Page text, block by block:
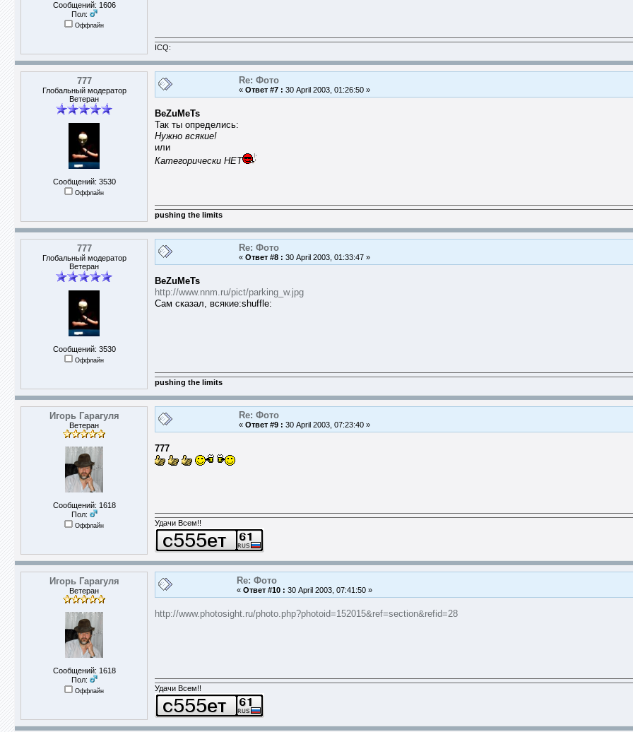
Сообщений: 1606
Пол:
Оффлайн
ICQ:
777
Глобальный модератор
Ветеран
Сообщений: 3530
Оффлайн
Re: Фото
« Ответ #7 : 30 April 2003, 01:26:50 »
BeZuMeTs
Так ты определись:
Нужно всякие!
или
Категорически НЕТ
pushing the limits
777
Глобальный модератор
Ветеран
Сообщений: 3530
Оффлайн
Re: Фото
« Ответ #8 : 30 April 2003, 01:33:47 »
BeZuMeTs
http://www.nnm.ru/pict/parking_w.jpg
Сам сказал, всякие:shuffle:
pushing the limits
Игорь Гарагуля
Ветеран
Сообщений: 1618
Пол:
Оффлайн
Re: Фото
« Ответ #9 : 30 April 2003, 07:23:40 »
777
Удачи Всем!!
Игорь Гарагуля
Ветеран
Сообщений: 1618
Пол:
Оффлайн
Re: Фото
« Ответ #10 : 30 April 2003, 07:41:50 »
http://www.photosight.ru/photo.php?photoid=152015&ref=section&refid=28
Удачи Всем!!